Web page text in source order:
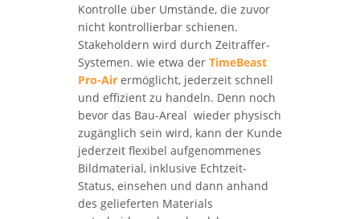
Kontrolle über Umstände, die zuvor
nicht kontrollierbar schienen.
Stakeholdern wird durch Zeitraffer-
Systemen. wie etwa derTimeBeast
Pro-Airermöglicht, jederzeit schnell
und effizient zu handeln. Denn noch
bevor das Bau-Areal wieder physisch
zugänglich sein wird, kann der Kunde
jederzeit flexibel aufgenommenes
Bildmaterial, inklusive Echtzeit-
Status, einsehen und dann anhand
des gelieferten Materials